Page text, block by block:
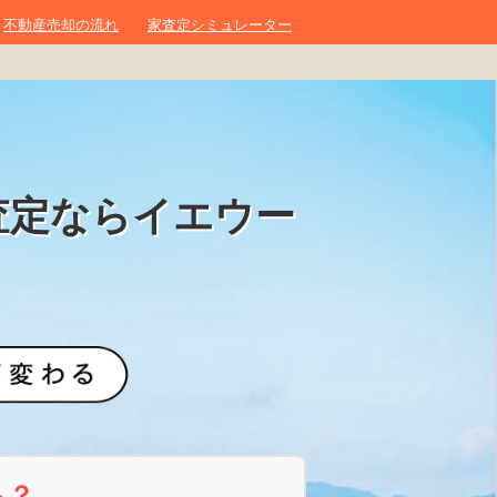
不動産売却の流れ 家査定シミュレーター
ならイエウー